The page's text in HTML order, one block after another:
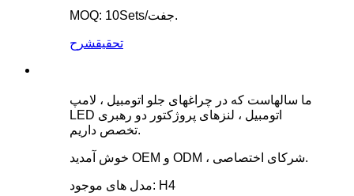
MOQ: 10Sets/جفت.
تحقیقشرح
ما سالهاست که در چراغهای جلو اتومبیل ، لامپ
LED اتومبیل ، لنزهای پروژکتور دو رهبری
تخصص داریم.
خوش آمدید OEM و ODM ، شرکای اختصاصی.
مدل های موجود: H4